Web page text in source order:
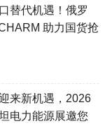
替代机遇！俄罗
助力国货抢
来新机遇，2026
电力能源展邀您